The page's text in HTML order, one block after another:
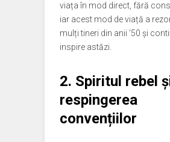
viața în mod direct, fără
iar acest mod de viață a
mulți tineri din anii ’50 și
inspire astăzi.
2. Spiritul rebel
respingerea
convențiilor